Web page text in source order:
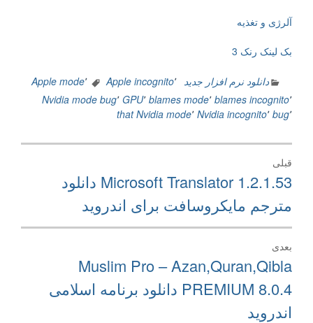
آلرژی و تغذیه
بک لینک رنک 3
دانلود نرم افزار جدید Apple incognito٬ Apple mode٬
blames incognito٬ blames mode٬ GPU٬ mode bug٬
Nvidia
bug٬ Nvidia incognito٬ Nvidia mode٬ that
راهبری
نوشته
قبلی
نوشته
قبلی:
Microsoft Translator 1.2.1.53 دانلود
مترجم مایکروسافت برای اندروید
بعدی
نوشته
بعدی:
Muslim Pro – Azan,Quran,Qibla
PREMIUM 8.0.4 دانلود برنامه اسلامی
اندروید